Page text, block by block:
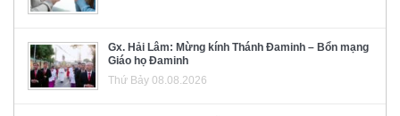
Gx. Hải Lâm: Mừng kính Thánh Đaminh – Bổn mạng
Giáo họ Đaminh
Thứ Bảy 08.08.2026